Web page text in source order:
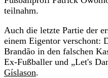
teilnahm.
Auch die letzte Partie der
einem Eigentor verschont:
Brandão in den falschen
Ex-Fußballer und „Let's
Gíslason.